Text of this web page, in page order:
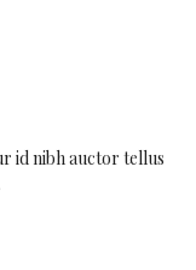
id nibh auctor tellus